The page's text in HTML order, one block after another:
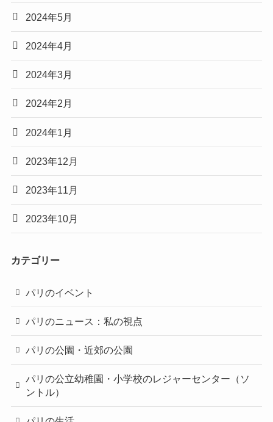
2024年5月
2024年4月
2024年3月
2024年2月
2024年1月
2023年12月
2023年11月
2023年10月
カテゴリー
パリのイベント
パリのニュース：私の視点
パリの公園・近郊の公園
パリの公立幼稚園・小学校のレジャーセンター（ソ
ントル）